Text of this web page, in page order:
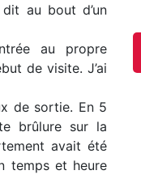
au bout d’un
au propre
de visite. J’ai
de sortie. En 5
brûlure sur la
avait été
temps et heure